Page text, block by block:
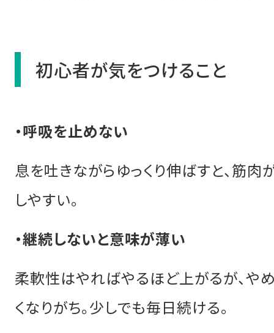
初心者が気をつけること
・呼吸を止めない
息を吐きながらゆっくり伸ばすと、筋肉
しやすい。
・継続しないと意味が薄い
柔軟性はやればやるほど上がるが、や
くなりがち。少しでも毎日続ける。